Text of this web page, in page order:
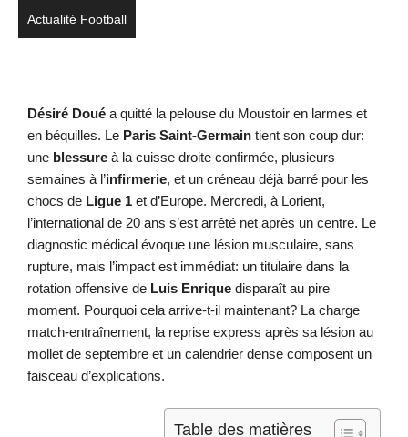
Actualité Football
Désiré Doué a quitté la pelouse du Moustoir en larmes et
en béquilles. Le Paris Saint-Germain tient son coup dur:
une blessure à la cuisse droite confirmée, plusieurs
semaines à l’infirmerie, et un créneau déjà barré pour les
chocs de Ligue 1 et d’Europe. Mercredi, à Lorient,
l’international de 20 ans s’est arrêté net après un centre. Le
diagnostic médical évoque une lésion musculaire, sans
rupture, mais l’impact est immédiat: un titulaire dans la
rotation offensive de Luis Enrique disparaît au pire
moment. Pourquoi cela arrive-t-il maintenant? La charge
match-entraînement, la reprise express après sa lésion au
mollet de septembre et un calendrier dense composent un
faisceau d’explications.
Table des matières